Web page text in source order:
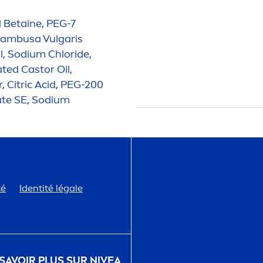
PEG-7
Vulgaris
Sodium Chloride,
Castor Oil,
Acid, PEG-200
SE, Sodium
Identité légale